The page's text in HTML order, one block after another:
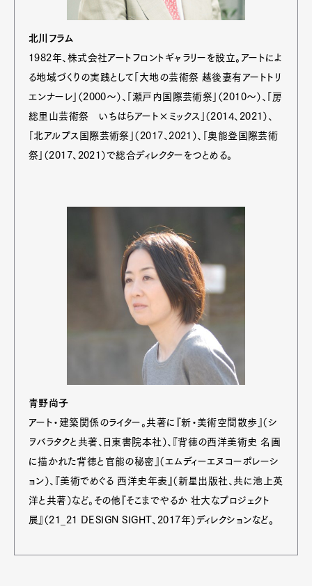
北川フラム
1982年、株式会社アートフロントギャラリーを設立。アートによ
る地域づくりの実践として「大地の芸術祭 越後妻有アートトリ
エンナーレ」（2000～）、「瀬戸内国際芸術祭」（2010～）、「房
総里山芸術祭 いちはらアート×ミックス」（2014、2021）、
「北アルプス国際芸術祭」（2017、2021）、「奥能登国際芸術
祭」（2017、2021）で総合ディレクターをつとめる。
青野尚子
アート・建築関係のライター。共著に『新・美術空間散歩』（シ
ヲバラタクと共著、日東書院本社）、『背徳の西洋美術史 名画
に描かれた背徳と官能の秘密』（エムディーエヌコーポレーシ
ョン）、『美術でめぐる 西洋史年表』（新星出版社、共に池上英
洋と共著）など。その他『そこまでやるか 壮大なプロジェクト
展』（21_21 DESIGN SIGHT、2017年）ディレクションなど。